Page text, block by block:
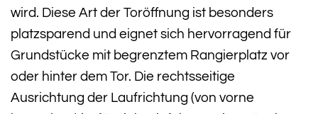
wird. Diese Art der Toröffnung ist besonders
platzsparend und eignet sich hervorragend für
Grundstücke mit begrenztem Rangierplatz vor
oder hinter dem Tor. Die rechtsseitige
Ausrichtung der Laufrichtung (von vorne